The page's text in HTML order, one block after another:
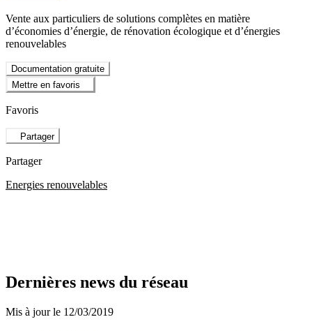
Vente aux particuliers de solutions complètes en matière
d’économies d’énergie, de rénovation écologique et d’énergies
renouvelables
Documentation gratuite
Mettre en favoris
Favoris
Partager
Partager
Energies renouvelables
Dernières news du réseau
Mis à jour le 12/03/2019